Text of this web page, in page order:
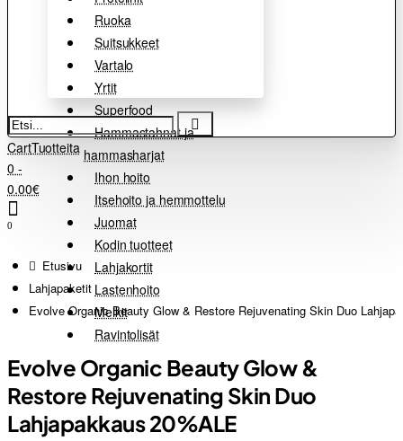
Ruoka
Suitsukkeet
Vartalo
Yrtit
Superfood
Hammastahnat ja
hammasharjat
Ihon hoito
Itsehoito ja hemmottelu
Juomat
Kodin tuotteet
Lahjakortit
Lastenhoito
Meikit
Ravintolisät
Etsi...
CartTuotteita
0 -
0.00€
0
home
Lahjapaketit
Evolve Organic Beauty Glow & Restore Rejuvenating Skin Duo
Evolve Organic Beauty Glow &
Restore Rejuvenating Skin Duo
Lahjapakkaus 20%ALE